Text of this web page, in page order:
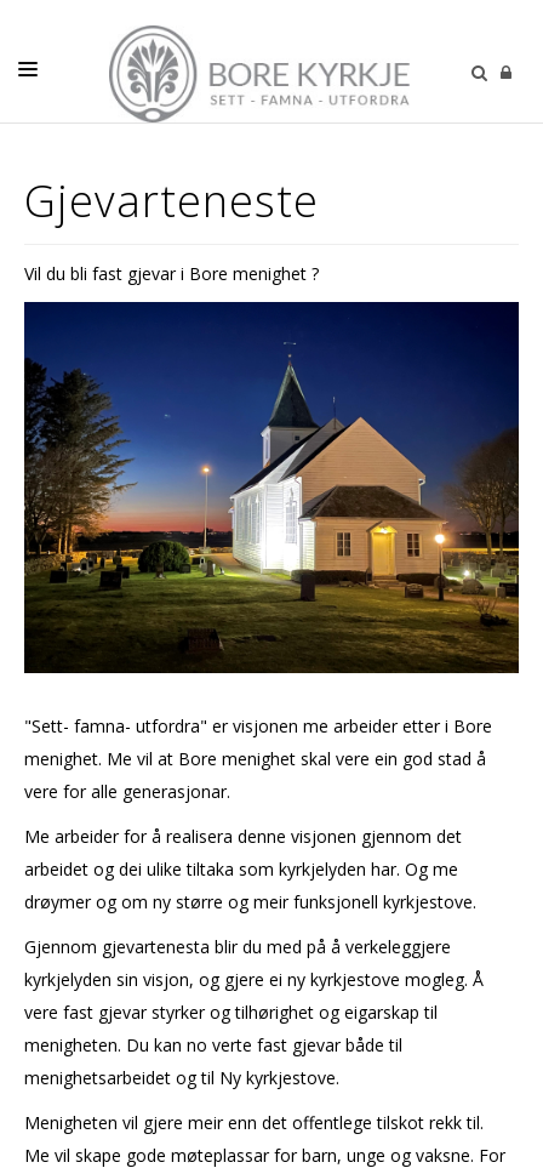
VÅR MENIGHET
KALENDER
PODCAST
KONTAKT
Gjevarteneste
Vil du bli fast gjevar i Bore menighet ?
"Sett- famna- utfordra" er visjonen me arbeider etter i Bore
menighet. Me vil at Bore menighet skal vere ein god stad å
vere for alle generasjonar.
Me arbeider for å realisera denne visjonen gjennom det
arbeidet og dei ulike tiltaka som kyrkjelyden har. Og me
drøymer og om ny større og meir funksjonell kyrkjestove.
Gjennom gjevartenesta blir du med på å verkeleggjere
kyrkjelyden sin visjon, og gjere ei ny kyrkjestove mogleg. Å
vere fast gjevar styrker og tilhørighet og eigarskap til
menigheten. Du kan no verte fast gjevar både til
menighetsarbeidet og til Ny kyrkjestove.
Menigheten vil gjere meir enn det offentlege tilskot rekk til.
Me vil skape gode møteplassar for barn, unge og vaksne. For